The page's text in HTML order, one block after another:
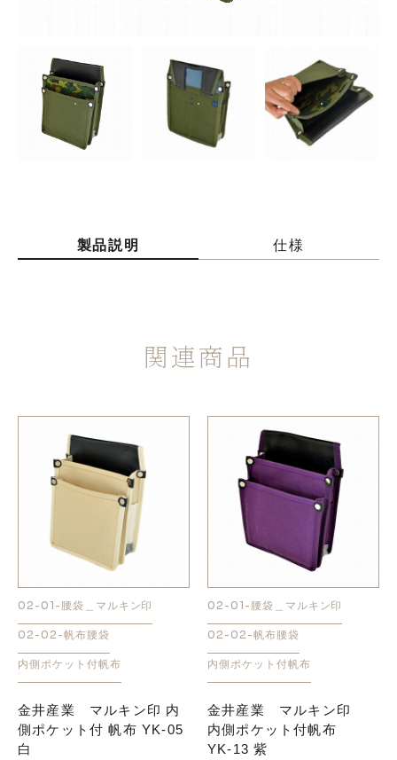
製品説明 仕様
関連商品
02-01-腰袋＿マルキン印
02-02-帆布腰袋
内側ポケット付帆布
金井産業 マルキン印 内
側ポケット付 帆布 YK-05
白
02-01-腰袋＿マルキン印
02-02-帆布腰袋
内側ポケット付帆布
金井産業 マルキン印
内側ポケット付帆布
YK-13 紫